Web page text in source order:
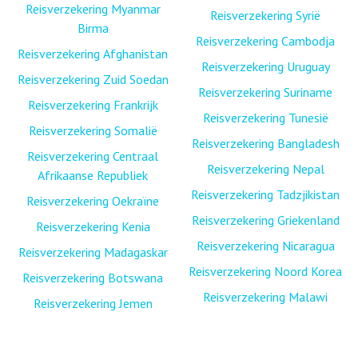
Reisverzekering Myanmar
Birma
Reisverzekering Afghanistan
Reisverzekering Zuid Soedan
Reisverzekering Frankrijk
Reisverzekering Somalië
Reisverzekering Centraal
Afrikaanse Republiek
Reisverzekering Oekraïne
Reisverzekering Kenia
Reisverzekering Madagaskar
Reisverzekering Botswana
Reisverzekering Jemen
Reisverzekering Syrië
Reisverzekering Cambodja
Reisverzekering Uruguay
Reisverzekering Suriname
Reisverzekering Tunesië
Reisverzekering Bangladesh
Reisverzekering Nepal
Reisverzekering Tadzjikistan
Reisverzekering Griekenland
Reisverzekering Nicaragua
Reisverzekering Noord Korea
Reisverzekering Malawi